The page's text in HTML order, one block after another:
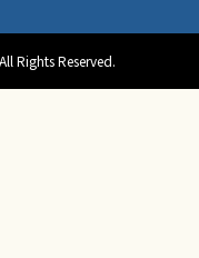
Rights Reserved.